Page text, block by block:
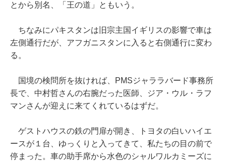
とから別名、「王の道」ともいう。
ちなみにパキスタンは旧宗主国イギリスの影響で車は
左側通行だが、アフガニスタンに入ると右側通行に変わ
る。
国境の検問所を抜ければ、PMSジャララバード事務所
長で、中村哲さんの右腕だった医師、ジア・ウル・ラフ
マンさんが迎えに来てくれているはずだ。
ゲストハウスの鉄の門扉が開き、トヨタの白いハイエ
ースが１台、ゆっくりと入ってきて、私たちの目の前で
停まった。車の助手席から水色のシャルワルカミーズに